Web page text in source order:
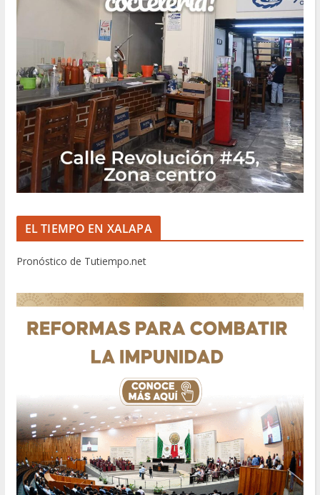
EL TIEMPO EN XALAPA
Pronóstico de Tutiempo.net